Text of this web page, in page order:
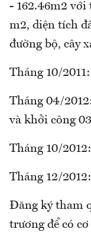
- 162.46m2 với
m2, diện tích
đường bộ, cây
Tháng 10/
Tháng 04/
và khởi công
Tháng 10/
Tháng 12/
Đăng ký tham
trương để có